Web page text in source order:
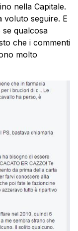
nella Capitale.
voluto seguire. E
qualcosa
che i commenti
molto